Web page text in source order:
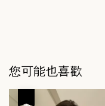
您可能也喜歡